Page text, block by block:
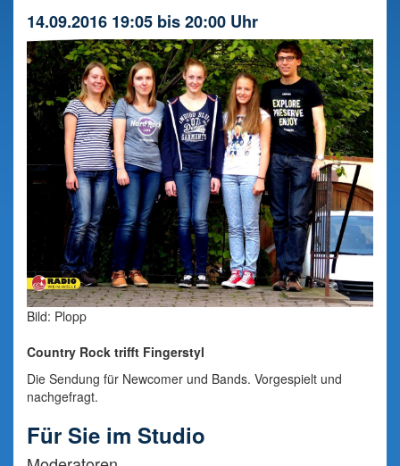
14.09.2016 19:05 bis 20:00 Uhr
Bild: Plopp
Country Rock trifft Fingerstyl
Die Sendung für Newcomer und Bands. Vorgespielt und
nachgefragt.
Für Sie im Studio